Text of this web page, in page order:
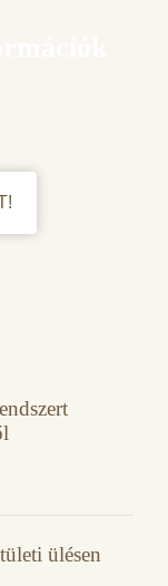
ülésen